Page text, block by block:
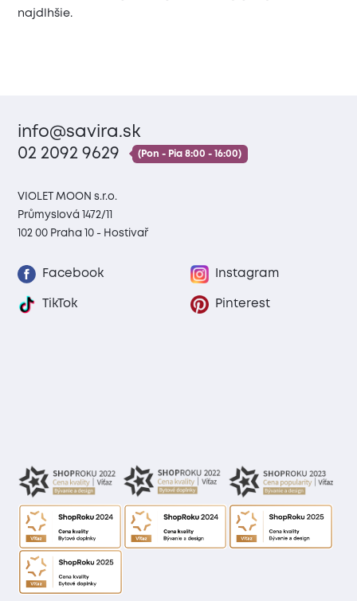
najdlhšie.
info@savira.sk
02 2092 9629
(Pon - Pia 8:00 - 16:00)
VIOLET MOON s.r.o.
Průmyslová 1472/11
102 00 Praha 10 - Hostivař
Facebook Instagram
TikTok Pinterest